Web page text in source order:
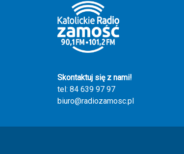
Skontaktuj się z nami!
tel: 84 639 97 97
biuro@radiozamosc.pl